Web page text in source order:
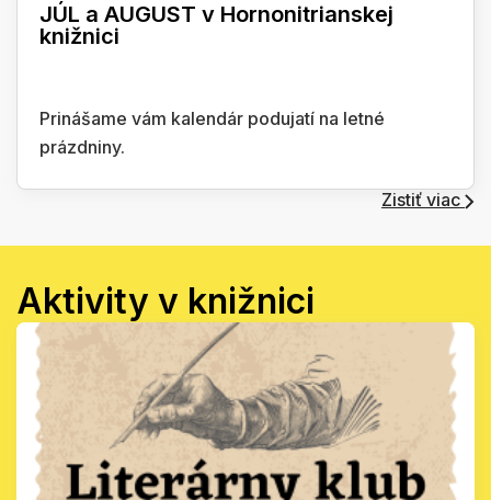
JÚL a AUGUST v Hornonitrianskej
knižnici
Prinášame vám kalendár podujatí na letné
prázdniny.
Zistiť viac
Aktivity v knižnici